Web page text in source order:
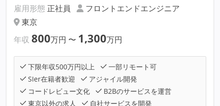
雇用形態 正社員
フロントエンドエンジニア
東京
年収 800万円 〜 1,300万円
下限年収500万円以上
一部リモート可
SIer在籍者歓迎
アジャイル開発
コードレビュー文化
B2Bのサービスを運営
東京以外の求人
自社サービスを開発